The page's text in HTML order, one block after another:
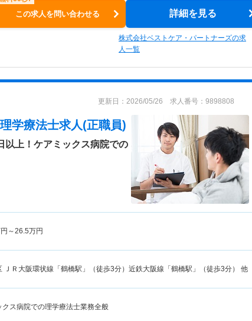
この求人を問い合わせる 詳細を見る
株式会社ベストケア・パートナーズの求
人一覧
更新日：2026/05/26 求人番号：9898808
学療法士求人(正職員)
以上！ケアミックス病院での
～26.5万円
ＪＲ大阪環状線「鶴橋駅」（徒歩3分）近鉄大阪線「鶴橋駅」（徒歩3分） 他
クス病院での理学療法士業務全般